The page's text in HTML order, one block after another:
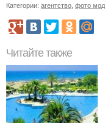
Категории: агентство фото
Читайте также